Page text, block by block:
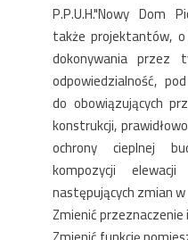
P.P.U.H."Nowy Dom
także projektantów,
dokonywania przez
odpowiedzialność,
do obowiązujących
konstrukcji,
ochrony cieplnej
kompozycji
następujących zmian
Zmienić